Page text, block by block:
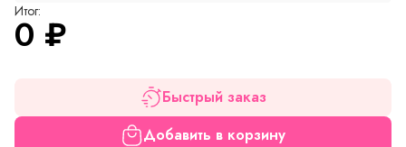
Итог:
0 ₽
Быстрый заказ
Добавить в корзину